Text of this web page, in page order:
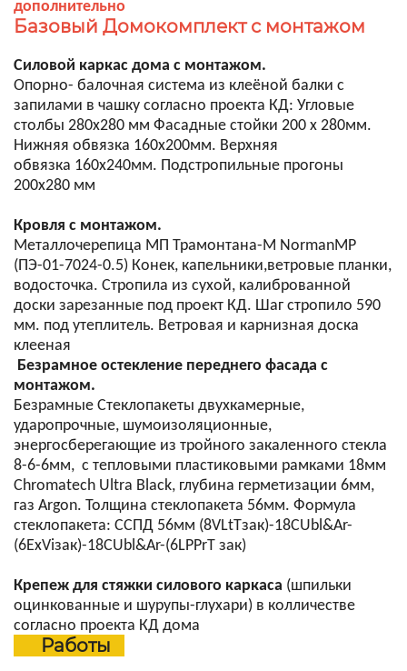
дополнительно
Базовый Домокомплект с монтажом
Силовой каркас дома с монтажом.
Опорно- балочная система из клеёной балки с
запилами в чашку согласно проекта КД: Угловые
столбы 280х280 мм Фасадные стойки 200 х 280мм.
Нижняя обвязка 160х200мм. Верхняя
обвязка 160х240мм. Подстропильные прогоны
200х280 мм
Кровля с монтажом.
Металлочерепица МП Трамонтана-M NormanMP
(ПЭ-01-7024-0.5) Конек, капельники,ветровые планки,
водосточка. Стропила из сухой, калиброванной
доски зарезанные под проект КД. Шаг стропило 590
мм. под утеплитель. Ветровая и карнизная доска
клееная
Безрамное остекление переднего фасада с
монтажом.
Безрамные Стеклопакеты двухкамерные,
ударопрочные, шумоизоляционные,
энергосберегающие из тройного закаленного стекла
8-6-6мм, с тепловыми пластиковыми рамками 18мм
Chromatech Ultra Black, глубина герметизации 6мм,
газ Argon. Толщина стеклопакета 56мм. Формула
стеклопакета: CСПД 56мм (8VLtTзак)-18CUbl&Ar-
(6ExViзак)-18CUbl&Ar-(6LPPrT зак)
Крепеж для стяжки силового каркаса (шпильки
оцинкованные и шурупы-глухари) в колличестве
согласно проекта КД дома
Работы